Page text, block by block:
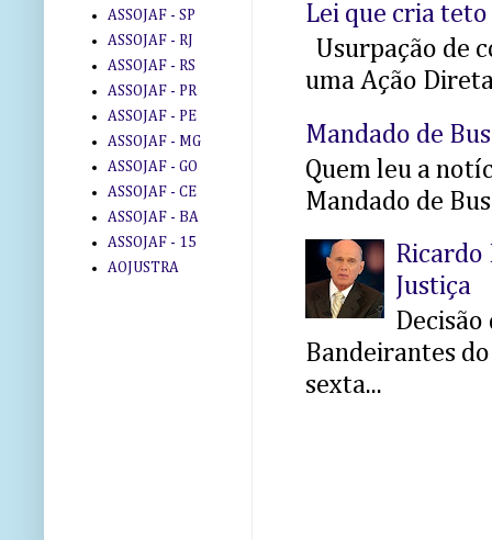
Lei que cria
Usurpação de
uma Ação
Mandado de
Quem leu a
Mandado de
Ricardo
Justiça
Decisão
Bandeirantes
sexta...
ASSOJAF - SP
ASSOJAF - RJ
ASSOJAF - RS
ASSOJAF - PR
ASSOJAF - PE
ASSOJAF - MG
ASSOJAF - GO
ASSOJAF - CE
ASSOJAF - BA
ASSOJAF - 15
AOJUSTRA